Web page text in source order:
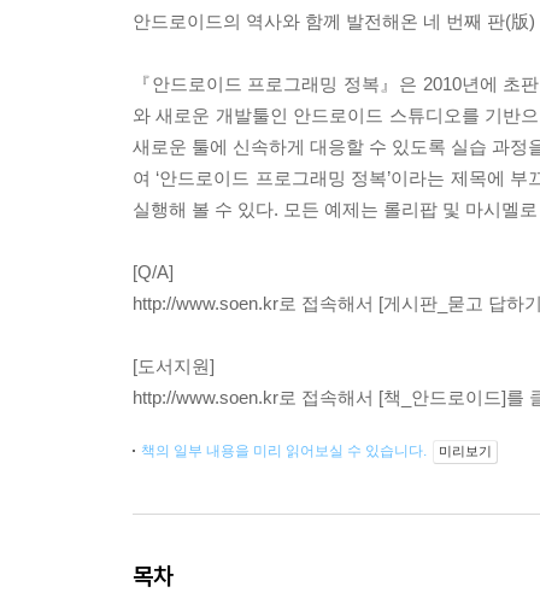
안드로이드의 역사와 함께 발전해온 네 번째 판(版)
『안드로이드 프로그래밍 정복』은 2010년에 초
와 새로운 개발툴인 안드로이드 스튜디오를 기반
새로운 툴에 신속하게 대응할 수 있도록 실습 과
여 ‘안드로이드 프로그래밍 정복’이라는 제목에
실행해 볼 수 있다. 모든 예제는 롤리팝 및 마시멜
[Q/A]
http://www.soen.kr로 접속해서 [게시판_묻고 답하
[도서지원]
http://www.soen.kr로 접속해서 [책_안드로이드]를
책의 일부 내용을 미리 읽어보실 수 있습니다. 미리보기
목차